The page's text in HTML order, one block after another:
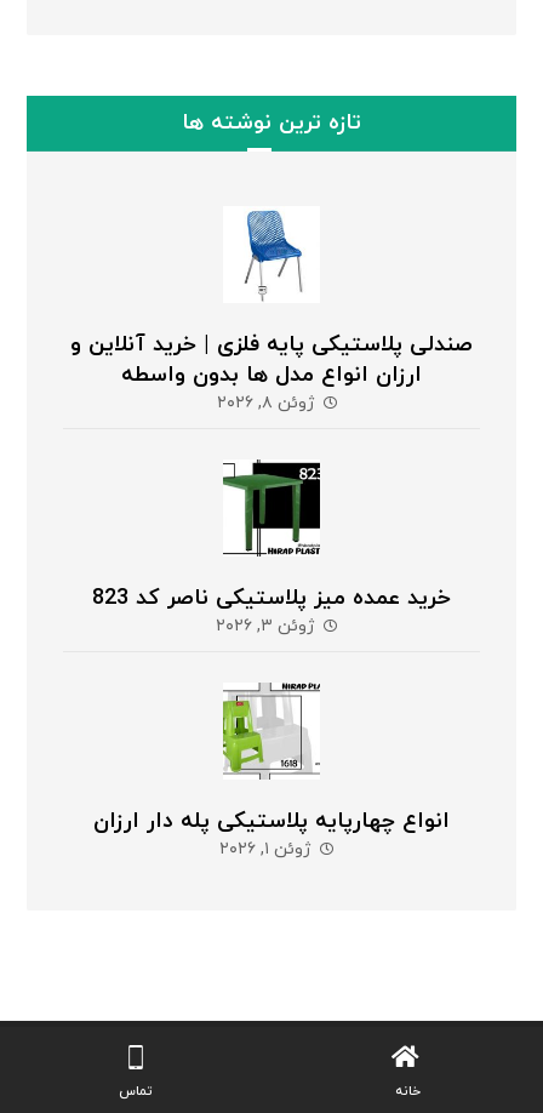
تازه ترین نوشته ها
صندلی پلاستیکی پایه فلزی | خرید آنلاین و
ارزان انواع مدل ها بدون واسطه
ژوئن ۸, ۲۰۲۶
خرید عمده میز پلاستیکی ناصر کد 823
ژوئن ۳, ۲۰۲۶
انواع چهارپایه پلاستیکی پله دار ارزان
ژوئن ۱, ۲۰۲۶
خانه تماس